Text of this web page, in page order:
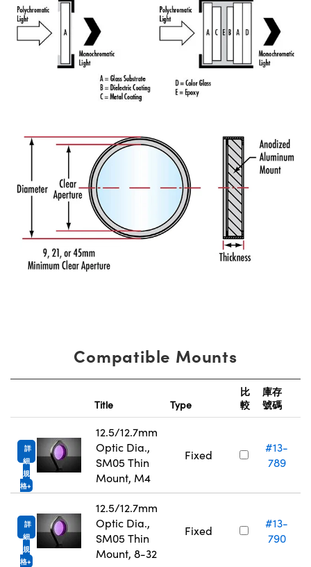
Compatible Mounts
Title Type
比
較
庫存
號碼
詳
細
規
格
12.5/12.7mm
Optic Dia.,
SM05 Thin
Mount, M4
Fixed
#13-
789
詳
細
規
格
12.5/12.7mm
Optic Dia.,
SM05 Thin
Mount, 8-32
Fixed
#13-
790